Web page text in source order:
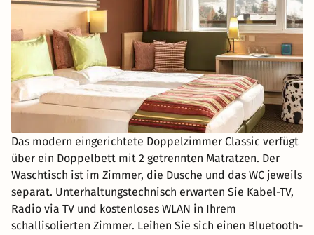
Das modern eingerichtete Doppelzimmer Classic verfügt
über ein Doppelbett mit 2 getrennten Matratzen. Der
Waschtisch ist im Zimmer, die Dusche und das WC jeweils
separat. Unterhaltungstechnisch erwarten Sie Kabel-TV,
Radio via TV und kostenloses WLAN in Ihrem
schallisolierten Zimmer. Leihen Sie sich einen Bluetooth-